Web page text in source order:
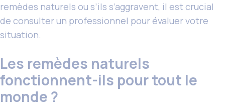
remèdes naturels ou s’ils s’aggravent, il est crucial
de consulter un professionnel pour évaluer votre
situation.
Les remèdes naturels
fonctionnent-ils pour tout le
monde ?